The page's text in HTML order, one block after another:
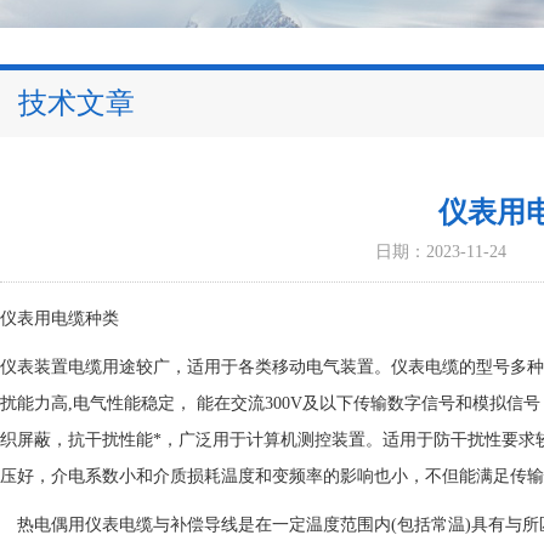
技术文章
仪表用
日期：2023-11-24
仪表用电缆种类
仪表装置电缆用途较广，适用于各类移动电气装置。仪表电缆的型号多
扰能力高,电气性能稳定， 能在交流300V及以下传输数字信号和模拟信
织屏蔽，抗干扰性能*，广泛用于计算机测控装置。适用于防干扰性要
压好，介电系数小和介质损耗温度和变频率的影响也小，不但能满足传
热电偶用仪表电缆与补偿导线是在一定温度范围内(包括常温)具有与